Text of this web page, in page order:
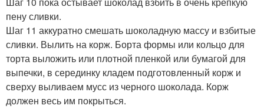
пену сливки.
Шаг 11 аккуратно смешать шоколадную массу и взбитые
сливки. Вылить на корж. Борта формы или кольцо для
торта выложить или плотной пленкой или бумагой для
выпечки, в серединку кладем подготовленный корж и
сверху выливаем мусс из черного шоколада. Корж
должен весь им покрыться.